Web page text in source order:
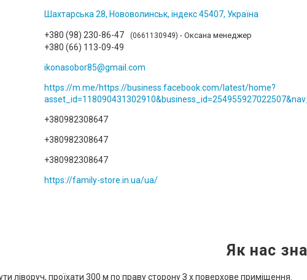
Шахтарська 28, Нововолинськ, індекс 45407, Україна
+380 (98) 230-86-47 0661130949 Оксана менеджер
+380 (66) 113-09-49
ikonasobor85@gmail.com
https://m.me/https://business.facebook.com/latest/home?
+380982308647
+380982308647
+380982308647
https://family-store.in.ua/ua/
Як нас
ліворуч, проїхати 300 м по праву сторону З х поверхове приміщення.